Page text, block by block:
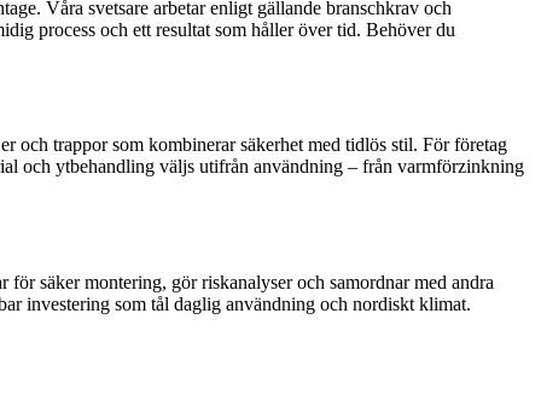
Våra svetsare arbetar enligt gällande branschkrav och
process och ett resultat som håller över tid. Behöver du
och trappor som kombinerar säkerhet med tidlös stil. För företag
och ytbehandling väljs utifrån användning – från varmförzinkning
säker montering, gör riskanalyser och samordnar med andra
investering som tål daglig användning och nordiskt klimat.